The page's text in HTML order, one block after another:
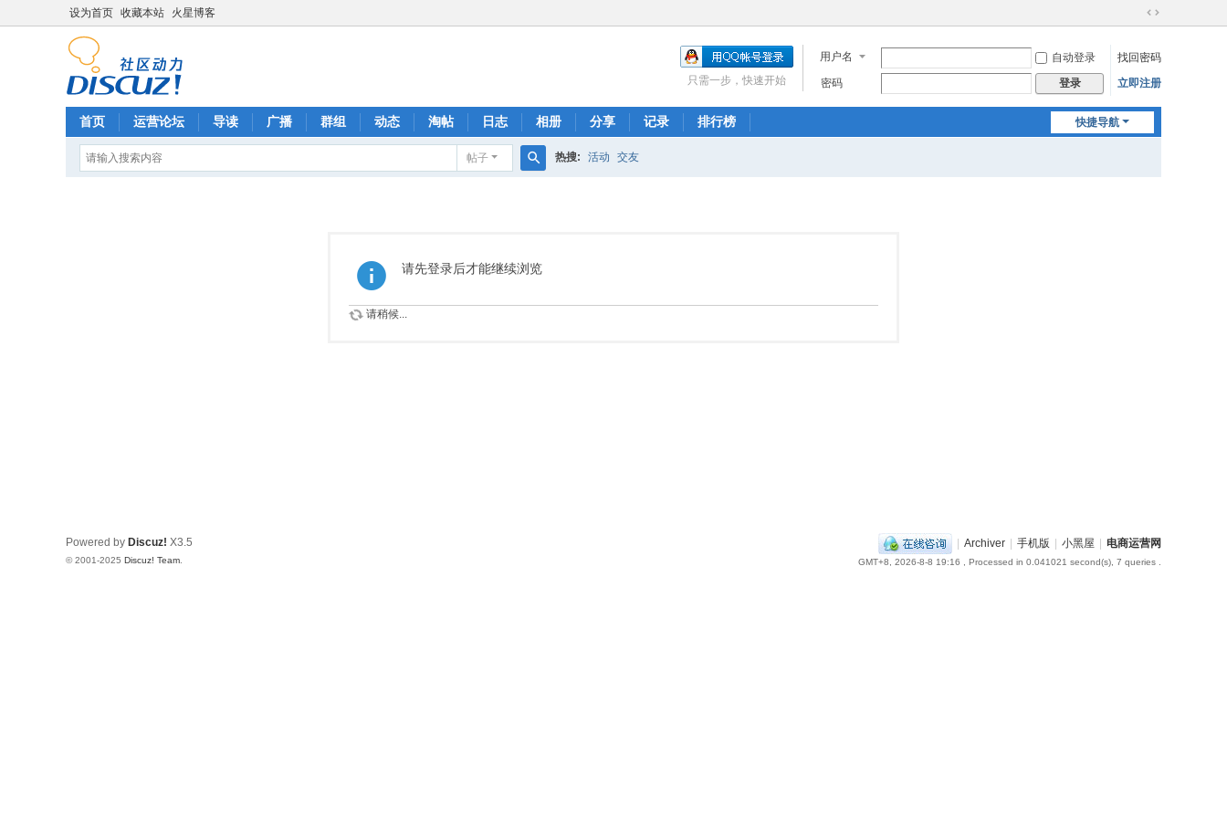
设为首页 收藏本站 火星博客
切
到
宽
用户名 自动登录
找回密码
密码
登录 立即注册
只需一步，快速开始
快捷导航
首页 运营论坛 导读 广播 群组 动态 淘帖 日志 相册 分享 记录 排行榜
帖子 热搜: 活动 交友
请先登录后才能继续浏览
请稍候...
| Archiver | 手机版 | 小黑屋 | 电商运营网
GMT+8, 2026-8-8 19:16 , Processed in 0.041021 second(s), 7 queries .
Powered by Discuz! X3.5
© 2001-2025 Discuz! Team